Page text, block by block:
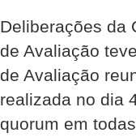
Deliberações da
de Avaliação
de Avaliação
realizada no dia
quorum em